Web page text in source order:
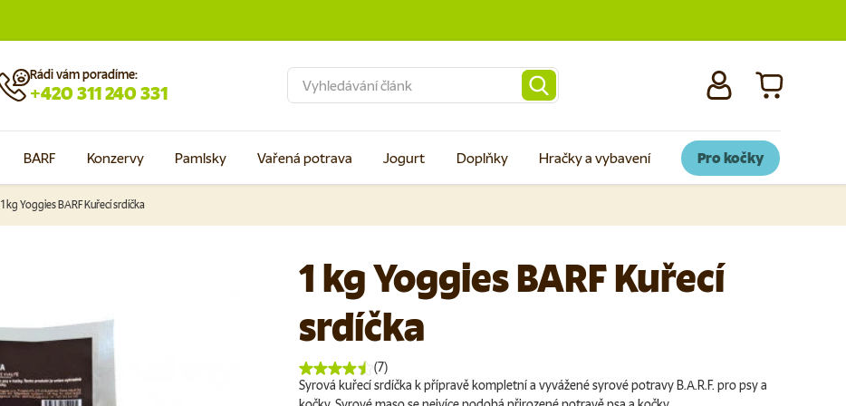
Rádi vám poradíme:
+420 311 240 331 Přihlásit se
Košík
BARF Konzervy Pamlsky Vařená potrava Jogurt Doplňky Hračky a vybavení Pro kočky
1 kg Yoggies BARF Kuřecí srdíčka
1 kg Yoggies BARF Kuřecí
srdíčka
(7)
Syrová kuřecí srdíčka k přípravě kompletní a vyvážené syrové potravy B.A.R.F. pro psy a